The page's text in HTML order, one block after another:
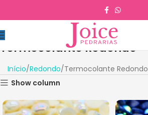
Termocolante Redondo
Início Redondo Termocolante Redondo
Show column